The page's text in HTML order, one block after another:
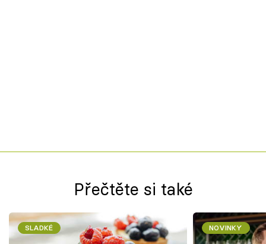
Přečtěte si také
SLADKÉ NOVINKY